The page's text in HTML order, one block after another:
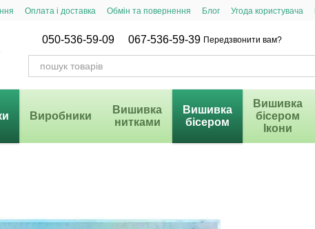
Оплата і доставка Обмін та повернення Блог Угода користувача
050-536-59-09 067-536-59-39 Передзвонити вам?
Виробники
Вишивка
нитками
Вишивка
бісером
Вишивка
бісером
Ікони